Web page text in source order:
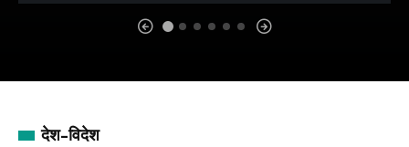
देश-विदेश